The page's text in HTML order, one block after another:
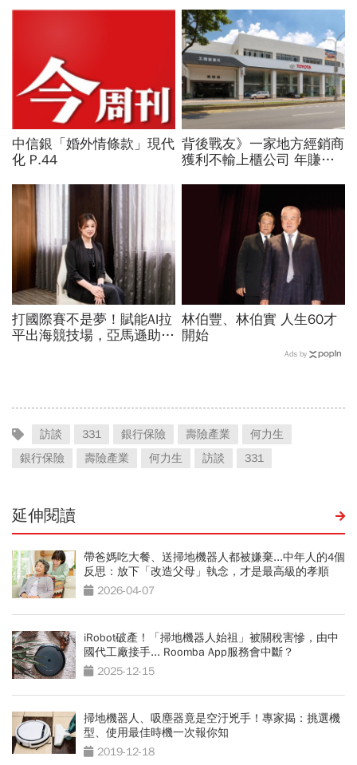
中信銀「婚外情條款」現代
化 P.44
背後戰友》一家地方經銷商
獲利不輸上櫃公司 年賺一
打國際賽不是夢！賦能AI拉
平出海競技場，亞馬遜助攻
林伯豐、林伯實 人生60才
開始
Ads by
訪談 331 銀行保險 壽險產業
何力生
銀行保險
壽險產業 何力生 訪談 331
延伸閱讀
帶爸媽吃大餐、送掃地機器人都被嫌棄...中年人的4個
反思：放下「改造父母」執念，才是最高級的孝順
2026-04-07
iRobot破產！「掃地機器人始祖」被關稅害慘，由中
國代工廠接手... Roomba App服務會中斷？
2025-12-15
掃地機器人、吸塵器竟是空汙兇手！專家揭：挑選機
型、使用最佳時機一次報你知
2019-12-18